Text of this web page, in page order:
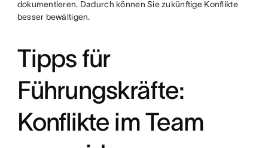
dokumentieren. Dadurch können Sie zukünftige Konflikte
besser bewältigen.
Tipps für
Führungskräfte:
Konflikte im Team